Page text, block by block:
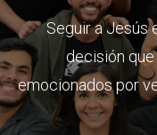
Seguir a Jesús
decisión
emocionados por